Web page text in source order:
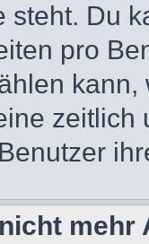
steht. Du
pro